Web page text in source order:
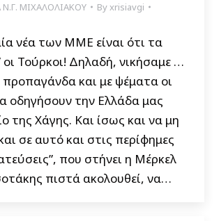
ΜΙΧΑΛΟΛΙΑΚΟΥ Byxrisiavgi
νέα των ΜΜΕ είναι ότι τα
οι Τούρκοι! Δηλαδή, νικήσαμε …
προπαγάνδα και με ψέματα οι
οδηγήσουν την Ελλάδα μας
της Χάγης. Και ίσως και να μη
σε αυτό και στις περίφημες
που στήνει η Μέρκελ
πιστά ακολουθεί, να…